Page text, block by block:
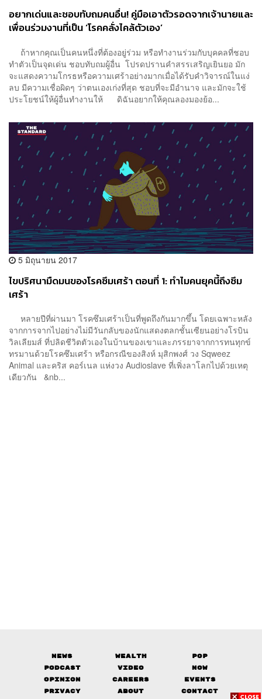
อยากเด่นและชอบทับถมคนอื่น! คู่มือเอาตัวรอดจากเจ้านายและ
เพื่อนร่วมงานที่เป็น ‘โรคคลั่งไคล้ตัวเอง’
ถ้าหากคุณเป็นคนหนึ่งที่ต้องอยู่ร่วม หรือทำงานร่วมกับบุคคลที่ชอบ
ทำตัวเป็นจุดเด่น ชอบทับถมผู้อื่น โปรดปรานคำสรรเสริญเยินยอ มัก
จะแสดงความโกรธหรือความเศร้าอย่างมากเมื่อได้รับคำวิจารณ์ในแง่
ลบ มีความเชื่อผิดๆ ว่าตนเองเก่งที่สุด ชอบที่จะมีอำนาจ และมักจะใช้
ประโยชน์ให้ผู้อื่นทำงานให้ ดิฉันอยากให้คุณลองมองย้อ...
5 มิถุนายน 2017
ไขปริศนามืดมนของโรคซึมเศร้า ตอนที่ 1: ทำไมคนยุคนี้ถึงซึม
เศร้า
หลายปีที่ผ่านมา โรคซึมเศร้าเป็นที่พูดถึงกันมากขึ้น โดยเฉพาะหลัง
จากการจากไปอย่างไม่มีวันกลับของนักแสดงตลกชั้นเซียนอย่างโรบิน
วิลเลียมส์ ที่ปลิดชีวิตตัวเองในบ้านของเขาและภรรยาจากการทนทุกข์
ทรมานด้วยโรคซึมเศร้า หรือกรณีของสิงห์ มุสิกพงศ์ วง Sqweez
Animal และคริส คอร์เนล แห่งวง Audioslave ที่เพิ่งลาโลกไปด้วยเหตุ
เดียวกัน &nb...
News Wealth
Pop
Podcast
Video
Now
Opinion
Careers
Events
Privacy
About Contact